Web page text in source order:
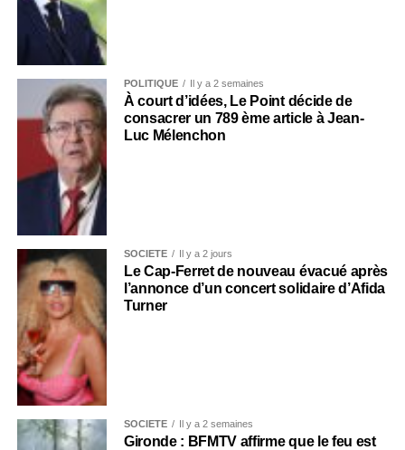
POLITIQUE Il y a 2 semaines
À court d’idées, Le Point décide de
consacrer un 789 ème article à Jean-
Luc Mélenchon
SOCIÉTÉ Il y a 2 jours
Le Cap-Ferret de nouveau évacué après
l’annonce d’un concert solidaire d’Afida
Turner
SOCIÉTÉ Il y a 2 semaines
Gironde : BFMTV affirme que le feu est